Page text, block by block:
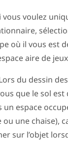
vous voulez
où il vous est
aire de
du dessin
que le sol est
un espace
une chaise),
sur l’objet